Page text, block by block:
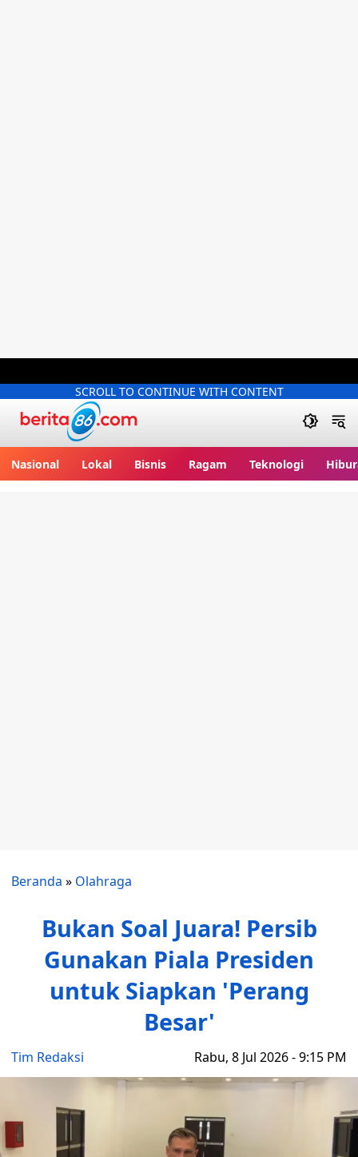
SCROLL TO CONTINUE WITH CONTENT
Nasional Lokal Bisnis Ragam Teknologi
Beranda » Olahraga
Bukan Soal Juara! Persib
Gunakan Piala Presiden
untuk Siapkan 'Perang
Besar'
Tim Redaksi Rabu, 8 Jul 2026 - 9:15 PM